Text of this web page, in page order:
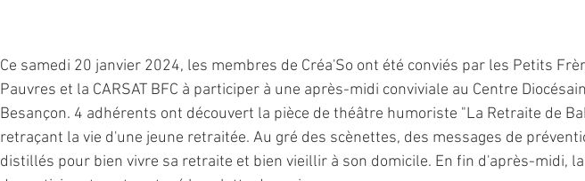
Ce samedi 20 janvier 2024, les membres de Créa'So ont été conviés par les Petits
Pauvres et la CARSAT BFC à participer à une après-midi conviviale au Centre
Besançon. 4 adhérents ont découvert la pièce de théâtre humoriste "La Retraite de
retraçant la vie d'une jeune retraitée. Au gré des scènettes, des messages de
distillés pour bien vivre sa retraite et bien vieillir à son domicile. En fin d'après-midi,